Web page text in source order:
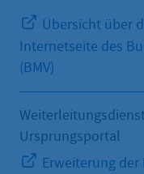
Übersicht über
Internetseite des
(BMV)
Ursprungsportal
Erweiterung